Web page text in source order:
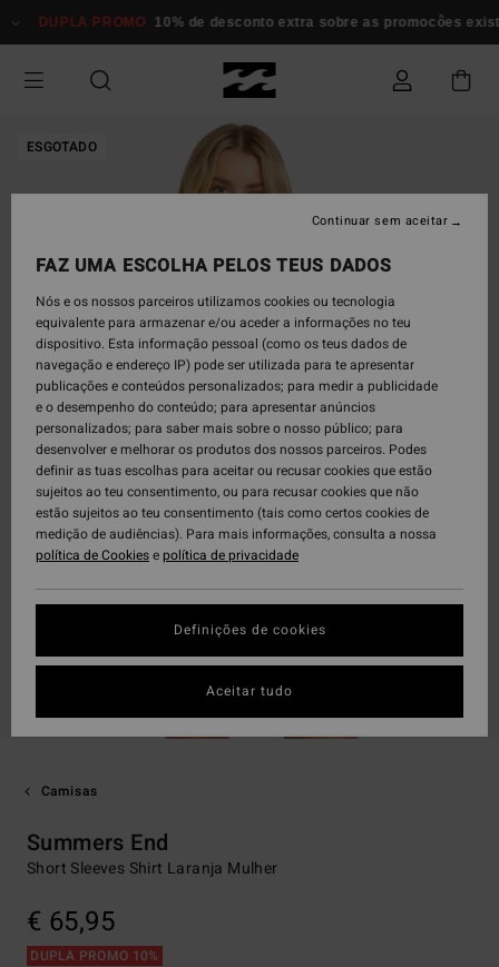
para
informação
DUPLA PROMO 10% de desconto extra sobre as promocôes
ESGOTADO
Camisas
Summers End
Short Sleeves Shirt Laranja Mulher
€ 65,95
DUPLA PROMO 10%
FAZ UMA ESCOLHA PELOS TEUS DADOS
Nós e os nossos parceiros utilizamos cookies ou tecnologia
equivalente para armazenar e/ou aceder a informações no teu
dispositivo. Esta informação pessoal (como os teus dados de
navegação e endereço IP) pode ser utilizada para te apresentar
publicações e conteúdos personalizados; para medir a publicidade
e o desempenho do conteúdo; para apresentar anúncios
personalizados; para saber mais sobre o nosso público; para
desenvolver e melhorar os produtos dos nossos parceiros. Podes
definir as tuas escolhas para aceitar ou recusar cookies que estão
sujeitos ao teu consentimento, ou para recusar cookies que não
estão sujeitos ao teu consentimento (tais como certos cookies de
medição de audiências). Para mais informações, consulta a nossa
política de Cookiesepolítica de privacidade
Definições de cookies
Continuar sem aceitar
Aceitar tudo